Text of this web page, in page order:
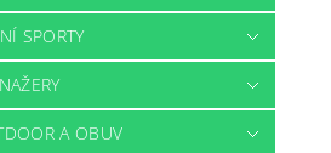
SPORTY
A OBUV